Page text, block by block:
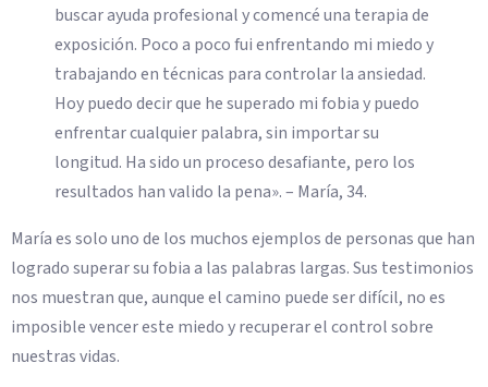
buscar ayuda profesional y comencé una terapia de
exposición. Poco a poco fui enfrentando mi miedo y
trabajando en técnicas para controlar la ansiedad.
Hoy puedo decir que he superado mi fobia y puedo
enfrentar cualquier palabra, sin importar su
longitud. Ha sido un proceso desafiante, pero los
resultados han valido la pena». – María, 34.
María es solo uno de los muchos ejemplos de personas que han
logrado superar su fobia a las palabras largas. Sus testimonios
nos muestran que, aunque el camino puede ser difícil, no es
imposible vencer este miedo y recuperar el control sobre
nuestras vidas.